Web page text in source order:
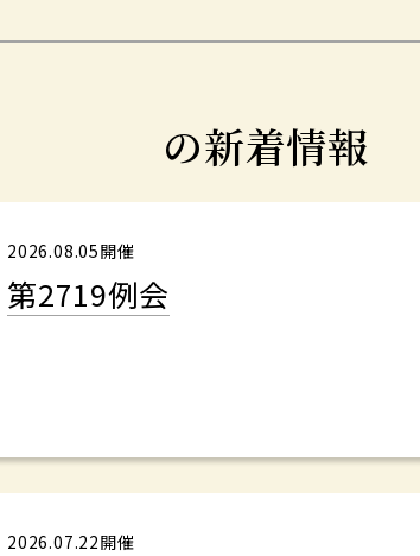
の新着情報
2026.08.05開催
第2719例会
2026.07.22開催